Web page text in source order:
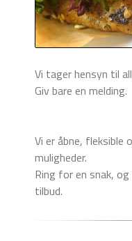
Vi tager hensyn til
Giv bare en melding.
Vi er åbne, fleksible
muligheder.
Ring for en snak,
tilbud.